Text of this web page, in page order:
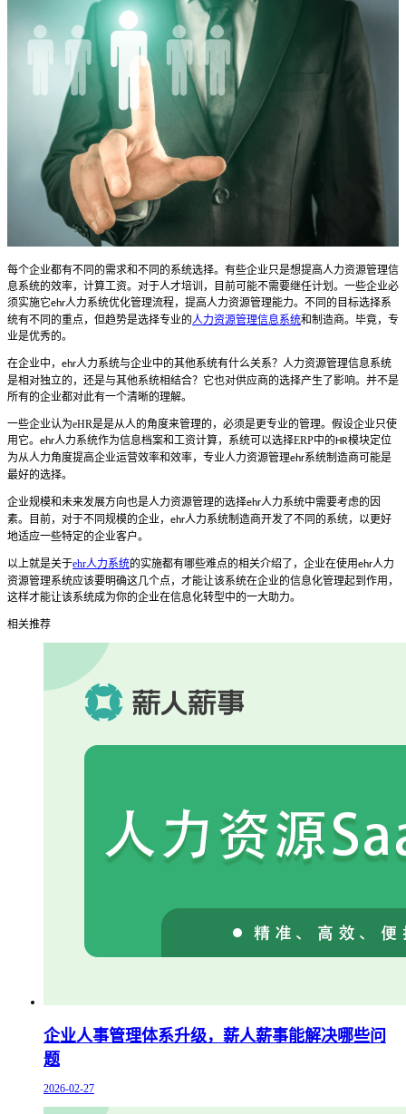
每个企业都有不同的需求和不同的系统选择。有些企业只是想提高人力资源管理信
息系统的效率，计算工资。对于人才培训，目前可能不需要继任计划。一些企业必
须实施它ehr人力系统优化管理流程，提高人力资源管理能力。不同的目标选择系
统有不同的重点，但趋势是选择专业的人力资源管理信息系统和制造商。毕竟，专
业是优秀的。
在企业中， ehr人力系统与企业中的其他系统有什么关系？人力资源管理信息系统
是相对独立的，还是与其他系统相结合？它也对供应商的选择产生了影响。并不是
所有的企业都对此有一个清晰的理解。
一些企业认为eHR是是从人的角度来管理的，必须是更专业的管理。假设企业只使
用它。 ehr人力系统作为信息档案和工资计算，系统可以选择ERP中的HR模块定位
为从人力角度提高企业运营效率和效率，专业人力资源管理ehr系统制造商可能是
最好的选择。
企业规模和未来发展方向也是人力资源管理的选择ehr人力系统中需要考虑的因
素。目前，对于不同规模的企业， ehr人力系统制造商开发了不同的系统，以更好
地适应一些特定的企业客户。
以上就是关于ehr人力系统的实施都有哪些难点的相关介绍了，企业在使用ehr人力
资源管理系统应该要明确这几个点，才能让该系统在企业的信息化管理起到作用，
这样才能让该系统成为你的企业在信息化转型中的一大助力。
相关推荐
企业人事管理体系升级，薪人薪事能解决哪些问
题
2026-02-27